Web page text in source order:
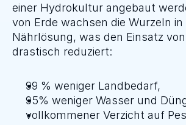
einer Hydrokultur angebaut
von Erde wachsen die Wurzeln in
Nährlösung, was den Einsatz
drastisch reduziert:
99 % weniger Landbedarf,
95% weniger Wasser und
vollkommener Verzicht auf